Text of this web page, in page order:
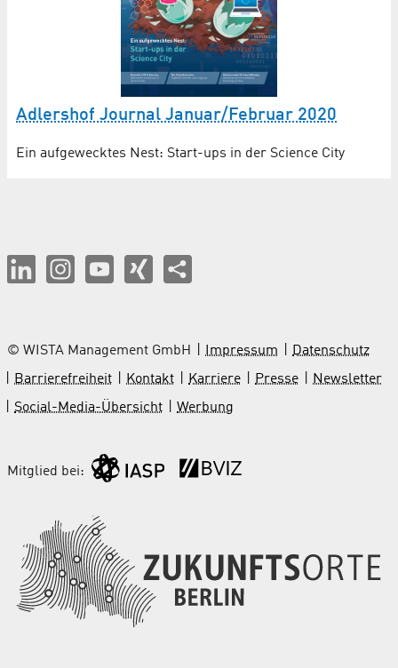
Adlershof Journal Januar/Februar 2020
Ein aufgewecktes Nest: Start-ups in der Science City
© WISTA Management GmbH Impressum
Datenschutz
Barrierefreiheit
Kontakt Karriere Presse
Newsletter
Social-Media-Übersicht
Werbung
Mitglied bei: